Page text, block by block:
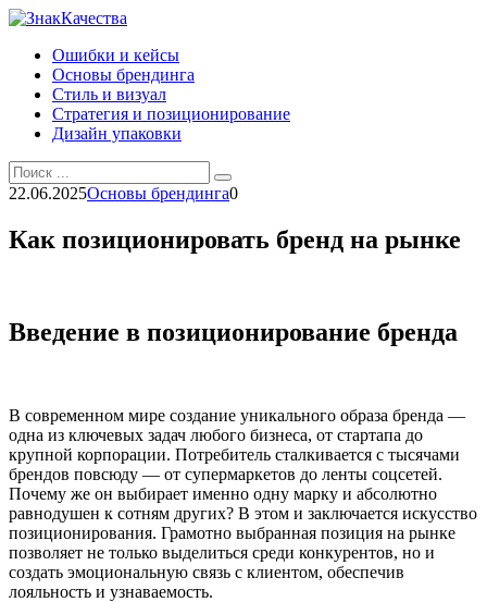
Перейти
контентуОшибки и кейсы
Основы брендинга
Стиль и визуал
Стратегия и позиционирование
Дизайн упаковки
Search
for:
22.06.2025Основы брендинга0
Как позиционировать бренд на рынке
Введение в позиционирование бренда
В современном мире создание уникального образа бренда —
одна из ключевых задач любого бизнеса, от стартапа до
крупной корпорации. Потребитель сталкивается с тысячами
брендов повсюду — от супермаркетов до ленты соцсетей.
Почему же он выбирает именно одну марку и абсолютно
равнодушен к сотням других? В этом и заключается искусство
позиционирования. Грамотно выбранная позиция на рынке
позволяет не только выделиться среди конкурентов, но и
создать эмоциональную связь с клиентом, обеспечив
лояльность и узнаваемость.